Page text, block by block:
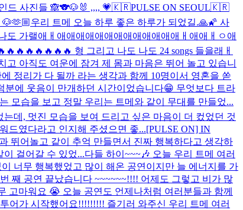
드 사진들 🙈🐨🐶🐰 ,,,, 💗🇰🇷PULSE ON SEOUL🇰🇷
🐶🫶🏼우리 트메 오늘 하루 좋은 하루가 되었길.🙏🌠 사
도 가랠애ㅐ애애애애애애애애애애애애애ㅐ애애ㅐㅇ애
형 그리고 나도 나도 24 songs 들을래ㅐ
아직도 여운에 잠겨 제 몸과 마음은 뛰어 놀고 있습니
정리가 다 될까 라는 생각과 함께 10명이서 영혼을 쏟
에 웃음이 만개하던 시간이었습니다😁 무엇보다 트라
모습을 보고 정말 우리는 트메와 같이 무대를 만들었...
데, 멋진 모습을 보여 드리고 싶은 마음이 더 컸었던 것
드였다라고 인지해 주셨으면 좋...[PULSE ON] IN
뛰어놀고 같이 추억 만들면서 진짜 행복하다고 생각하
걸어갈 수 있었...다들 하이~~~🎶 오늘 우리 트메 여러
너무 행복했었고 많이 해온 공연이지만 늘 에너지를 가
째 공연 끝났습니다 ~~~~~~!!!! 어제도 그렇고 비가 많
고마워요 😭 오늘 공연도 언제나처럼 여러분들과 함께
어가 시작했어요!!!!!!!!! 즐기러 와주신 우리 트메 여러